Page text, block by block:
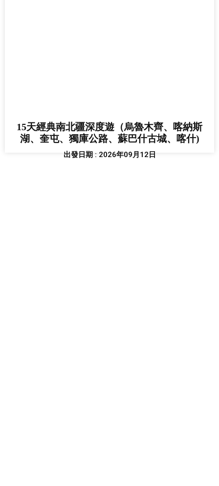
15天經典南北疆深度遊（烏魯木齊、喀納斯
湖、奎屯、獨庫公路、蘇巴什古城、喀什)
出發日期 : 2026年09月12日